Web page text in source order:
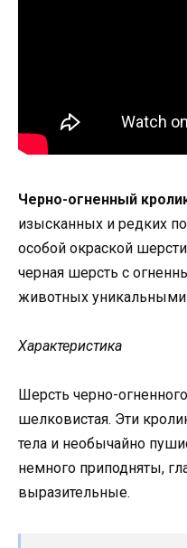
Черно-огненный
изысканных и редких
особой окраской
черная шерсть с
животных
Характеристика
Шерсть черно-
шелковистая. Эти
тела и необычайно
немного приподняты,
выразительные.